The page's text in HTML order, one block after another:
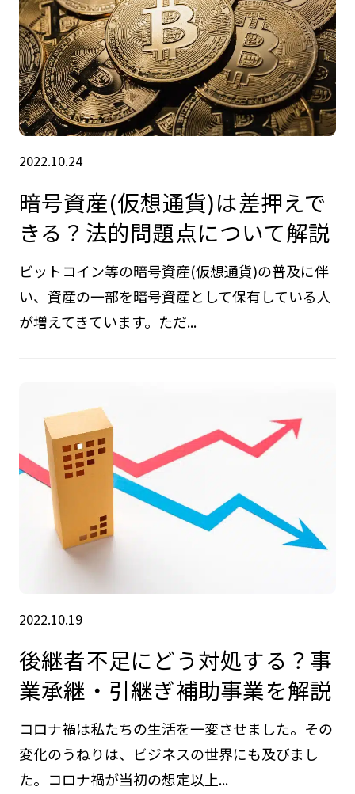
2022.10.24
暗号資産(仮想通貨)は差押えで
きる？法的問題点について解説
ビットコイン等の暗号資産(仮想通貨)の普及に伴
い、資産の一部を暗号資産として保有している人
が増えてきています。ただ...
2022.10.19
後継者不足にどう対処する？事
業承継・引継ぎ補助事業を解説
コロナ禍は私たちの生活を一変させました。その
変化のうねりは、ビジネスの世界にも及びまし
た。コロナ禍が当初の想定以上...